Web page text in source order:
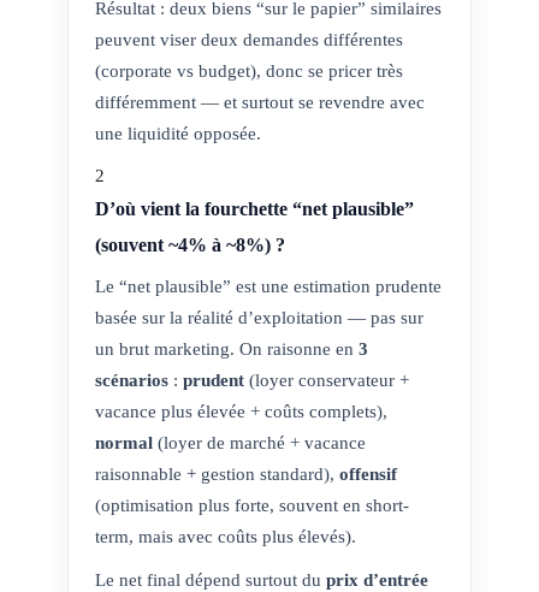
Résultat : deux biens “sur le papier” similaires
peuvent viser deux demandes différentes
(corporate vs budget), donc se pricer très
différemment — et surtout se revendre avec
une liquidité opposée.
2
D’où vient la fourchette “net plausible”
(souvent ~4% à ~8%) ?
Le “net plausible” est une estimation prudente
basée sur la réalité d’exploitation — pas sur
un brut marketing. On raisonne en 3
scénarios : prudent (loyer conservateur +
vacance plus élevée + coûts complets),
normal (loyer de marché + vacance
raisonnable + gestion standard), offensif
(optimisation plus forte, souvent en short-
term, mais avec coûts plus élevés).
Le net final dépend surtout du prix d’entrée